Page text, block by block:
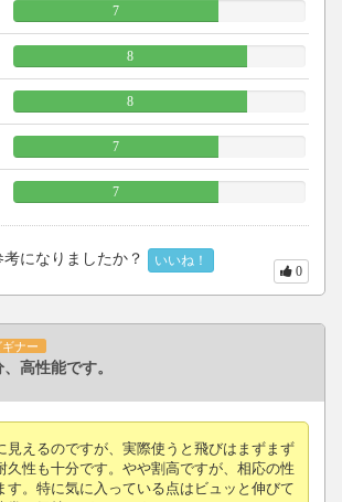
7
8
8
7
7
になりましたか？ いいね！
0
ギナー
高性能です。
見えるのですが、実際使うと飛びはまずまず
久性も十分です。やや割高ですが、相応の性
す。特に気に入っている点はビュッと伸びて